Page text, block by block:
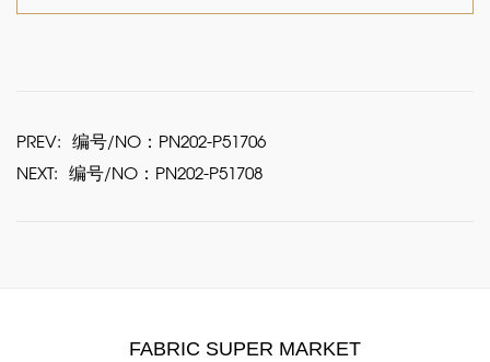
PREV: 编号/NO：PN202-P51706
NEXT: 编号/NO：PN202-P51708
FABRIC SUPER MARKET